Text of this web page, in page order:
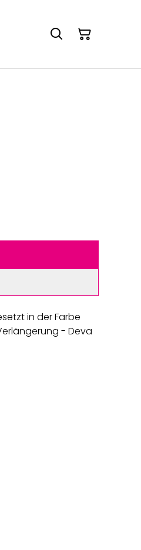
in der Farbe
- Deva